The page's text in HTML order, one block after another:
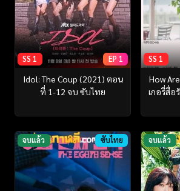
SS 1 EP 1
Idol: The Coup (2021) ตอน
ที่ 1-12 จบ ซับไทย
SS 1
How
เกอรี่สื่อ
จบแล้ว ซับไทย จบแล้ว